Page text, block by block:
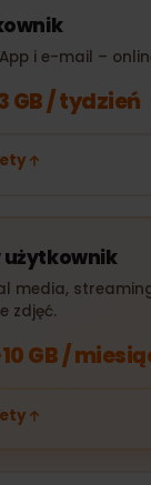
i e-mail –
GB / tydzień
użytkownik
media,
zdjęć.
GB /